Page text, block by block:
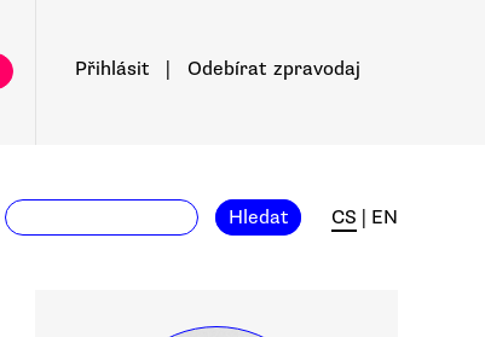
Přihlásit Odebírat zpravodaj
Hledat CS EN